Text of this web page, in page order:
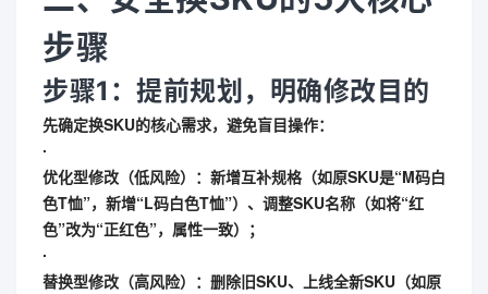
步骤
步骤1：提前规划，明确修改目的
先确定换SKU的核心需求，避免盲目操作：
∙
优化型修改 （低风险）：新增互补规格（如原SKU是“M码白
色T恤”，新增“L码白色T恤”）、调整SKU名称（如将“红
色”改为“正红色”，属性一致）；
∙
替换型修改 （高风险）：删除旧SKU、上线全新SKU（如原